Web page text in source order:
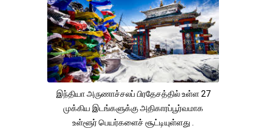
இந்தியா அருணாச்சலப் பிரதேசத்தில் உள்ள 27
முக்கிய இடங்களுக்கு அதிகாரப்பூர்வமாக
உள்ளூர் பெயர்களைச் சூட்டியுள்ளது .